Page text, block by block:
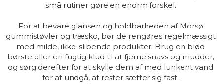
små rutiner gøre en enorm forskel.
For at bevare glansen og holdbarheden af Morsø
gummistøvler og træsko, bør de rengøres regelmæssigt
med milde, ikke-slibende produkter. Brug en blød
børste eller en fugtig klud til at fjerne snavs og mudder,
og sørg derefter for at skylle dem af med lunkent vand
for at undgå, at rester sætter sig fast.